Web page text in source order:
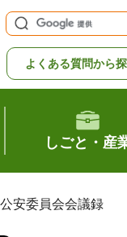
よくある質問から
しごと・産
安委員会会議録